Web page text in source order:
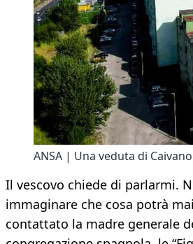
ANSA | Una veduta di Caivano
Il vescovo chiede di parlarmi.
immaginare che cosa potrà
contattato la madre generale